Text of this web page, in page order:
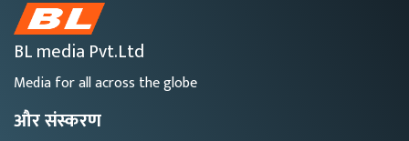
BL media Pvt.Ltd
Media for all across the globe
और संस्करण